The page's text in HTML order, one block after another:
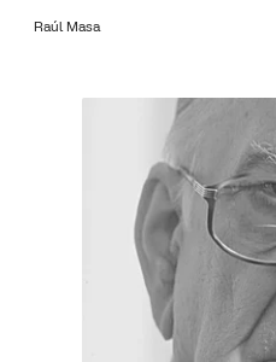
Raúl Masa